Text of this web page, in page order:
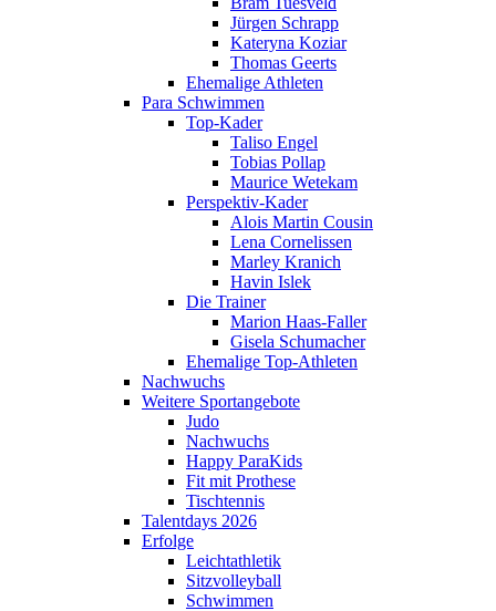
Jürgen Schrapp
Kateryna Koziar
Thomas Geerts
Ehemalige Athleten
Para Schwimmen
Top-Kader
Taliso Engel
Tobias Pollap
Maurice Wetekam
Perspektiv-Kader
Alois Martin Cousin
Lena Cornelissen
Marley Kranich
Havin Islek
Die Trainer
Marion Haas-Faller
Gisela Schumacher
Ehemalige Top-Athleten
Nachwuchs
Weitere Sportangebote
Judo
Nachwuchs
Happy ParaKids
Fit mit Prothese
Tischtennis
Talentdays 2026
Erfolge
Leichtathletik
Sitzvolleyball
Schwimmen